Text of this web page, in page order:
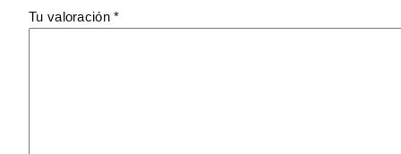
Tu valoración*